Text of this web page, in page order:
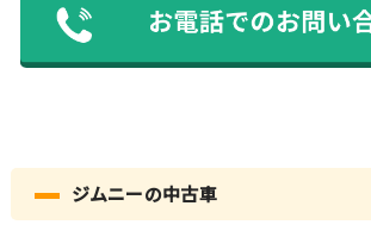
ジムニーの中古車